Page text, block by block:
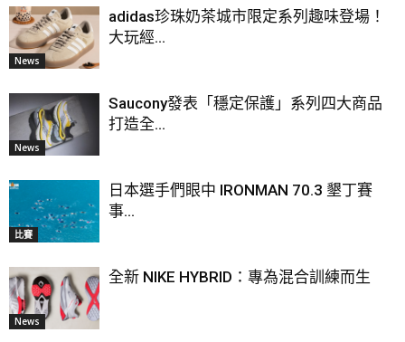
News
adidas珍珠奶茶城市限定系列趣味登場！
大玩經...
News
Saucony發表「穩定保護」系列四大商品
打造全...
比賽
日本選手們眼中 IRONMAN 70.3 墾丁賽
事...
News
全新 NIKE HYBRID：專為混合訓練而生